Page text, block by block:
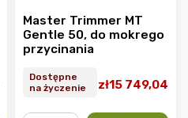
Master Trimmer MT
Gentle 50, do mokrego
przycinania
Dostępne
na życzenie
zł15 749,04